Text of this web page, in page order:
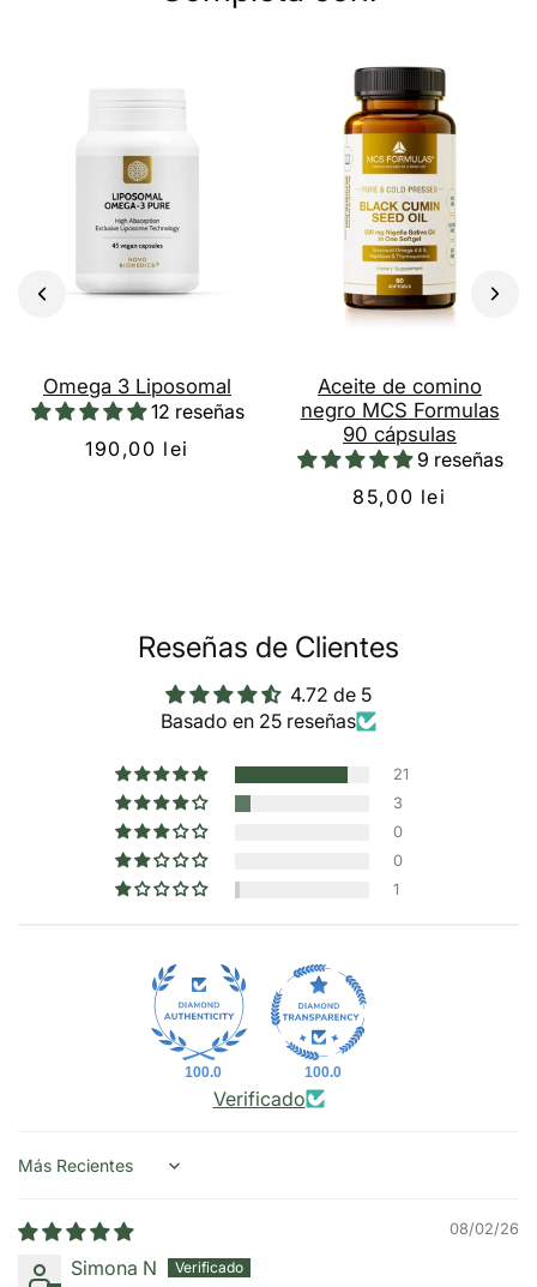
Omega 3 Liposomal
12 reseñas
190,00 lei
Aceite de comino
negro MCS Formulas
90 cápsulas
9 reseñas
85,00 lei
Reseñas de Clientes
4.72 de 5
Basado en 25 reseñas
21
3
0
0
1
100.0 100.0
Verificado
Sort by
08/02/26
Simona N